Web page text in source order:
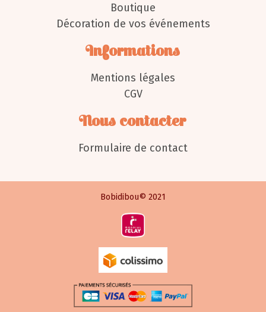
Boutique
Décoration de vos événements
Informations
Mentions légales
CGV
Nous contacter
Formulaire de contact
Bobidibou© 2021